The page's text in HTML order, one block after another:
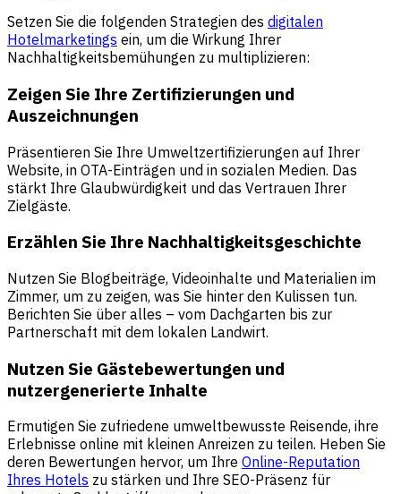
Setzen Sie die folgenden Strategien des digitalen
Hotelmarketings ein, um die Wirkung Ihrer
Nachhaltigkeitsbemühungen zu multiplizieren:
Zeigen Sie Ihre Zertifizierungen und
Auszeichnungen
Präsentieren Sie Ihre Umweltzertifizierungen auf Ihrer
Website, in OTA-Einträgen und in sozialen Medien. Das
stärkt Ihre Glaubwürdigkeit und das Vertrauen Ihrer
Zielgäste.
Erzählen Sie Ihre Nachhaltigkeitsgeschichte
Nutzen Sie Blogbeiträge, Videoinhalte und Materialien im
Zimmer, um zu zeigen, was Sie hinter den Kulissen tun.
Berichten Sie über alles – vom Dachgarten bis zur
Partnerschaft mit dem lokalen Landwirt.
Nutzen Sie Gästebewertungen und
nutzergenerierte Inhalte
Ermutigen Sie zufriedene umweltbewusste Reisende, ihre
Erlebnisse online mit kleinen Anreizen zu teilen. Heben Sie
deren Bewertungen hervor, um Ihre Online-Reputation
Ihres Hotels zu stärken und Ihre SEO-Präsenz für